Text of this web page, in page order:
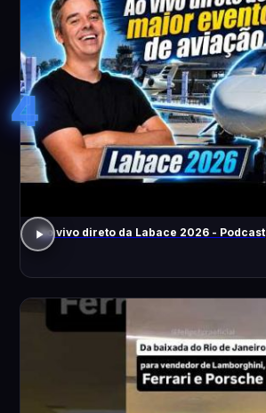
4
Ao vivo direto da Labace 2026 - Podcast